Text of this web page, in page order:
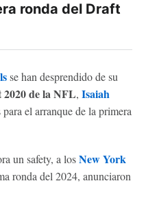
ronda del Draft
se han desprendido de su
de la NFL, Isaiah
para el arranque de la primera
un safety, a losNew York
ronda del 2024, anunciaron